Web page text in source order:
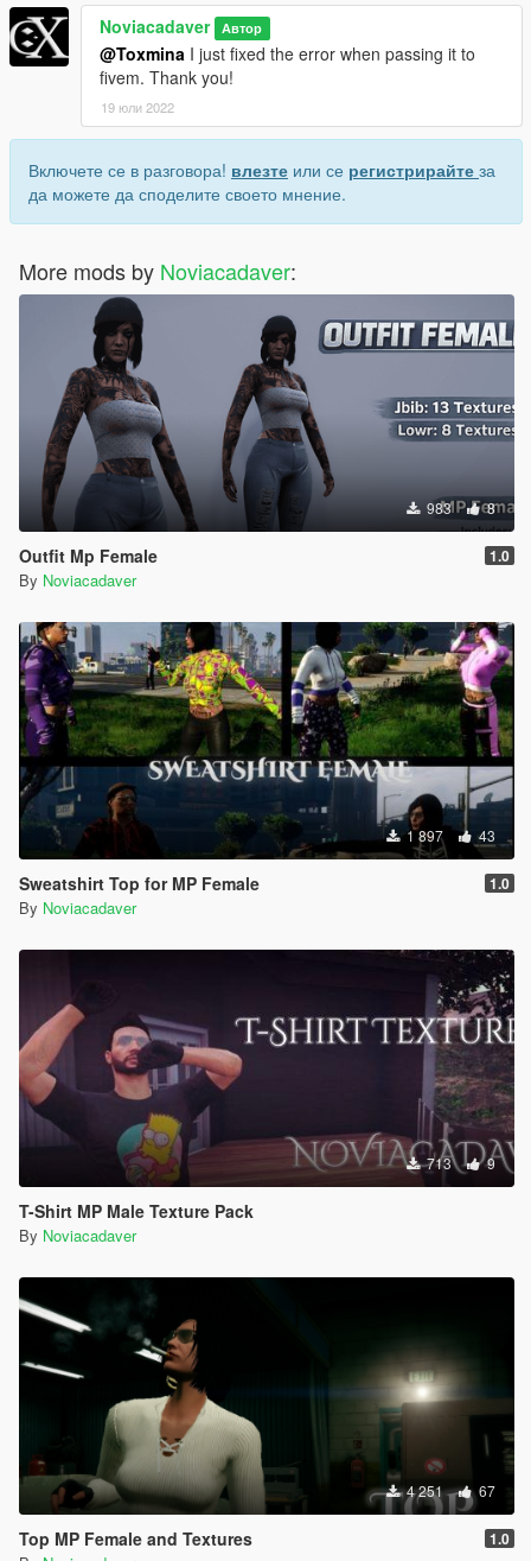
Noviacadaver Автор
@Toxmina I just fixed the error when passing it to
fivem. Thank you!
19 юли 2022
Включете се в разговора! влезте или се регистрирайте за
да можете да споделите своето мнение.
More mods by Noviacadaver:
983 8
Outfit Mp Female 1.0
By Noviacadaver
1 897 43
Sweatshirt Top for MP Female 1.0
By Noviacadaver
713 9
T-Shirt MP Male Texture Pack
By Noviacadaver
4 251 67
Top MP Female and Textures 1.0